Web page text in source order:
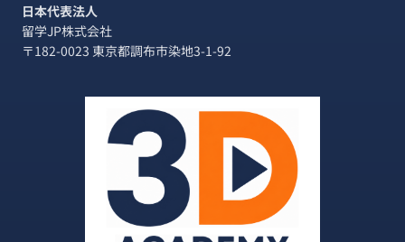
日本代表法人
留学JP株式会社
〒182-0023 東京都調布市染地3-1-92